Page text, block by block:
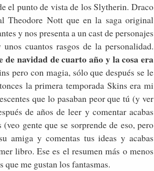
el punto de vista de los Slytherin. Draco
Theodore Nott que en la saga original
y nos presenta a un cast de personajes
cuantos rasgos de la personalidad.
de navidad de cuarto año y la cosa era
pero con magia, sólo que después se le
la primera temporada Skins era mi
que lo pasaban peor que tú (y ver
de años de leer y comentar acabas
gente que se sorprende de eso, pero
amiga y comentas tus ideas y acabas
libro. Ese es el resumen más o menos
me gustan los fantasmas.